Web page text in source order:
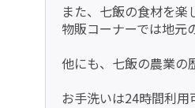
また、七飯の食材を楽
物販コーナーでは地元
他にも、七飯の農業の
お手洗いは24時間利用